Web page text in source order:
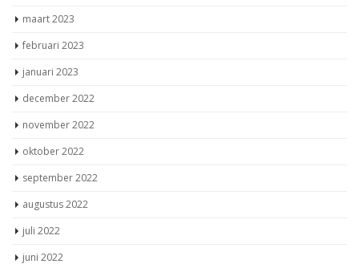
maart 2023
februari 2023
januari 2023
december 2022
november 2022
oktober 2022
september 2022
augustus 2022
juli 2022
juni 2022